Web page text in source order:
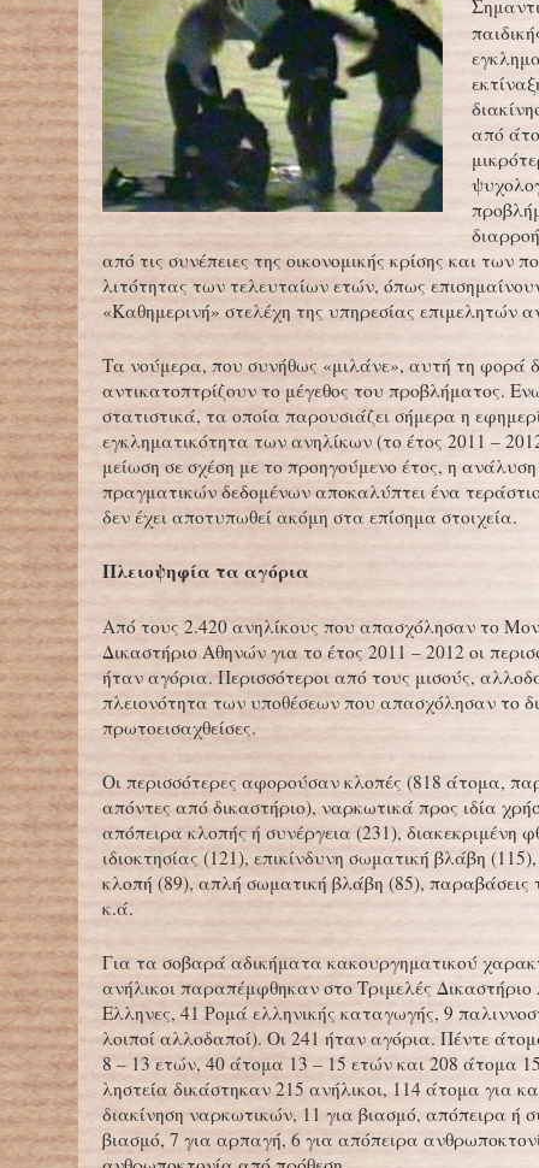
από
από τις συνέπειες της οικονομικής κρίσης και των
λιτότητας των τελευταίων ετών, όπως
«Καθημερινή» στελέχη της υπηρεσίας επιμελητών
Τα νούμερα, που συνήθως «μιλάνε», αυτή τη φορά
αντικατοπτρίζουν το μέγεθος του προβλήματος.
στατιστικά, τα οποία παρουσιάζει σήμερα η
εγκληματικότητα των ανηλίκων (το έτος 2011 –
μείωση σε σχέση με το προηγούμενο έτος, η
πραγματικών δεδομένων αποκαλύπτει ένα
δεν έχει αποτυπωθεί ακόμη στα επίσημα στοιχεία.
Πλειοψηφία τα αγόρια
Από τους 2.420 ανηλίκους που απασχόλησαν το
Δικαστήριο Αθηνών για το έτος 2011 – 2012 οι
ήταν αγόρια. Περισσότεροι από τους μισούς,
πλειονότητα των υποθέσεων που απασχόλησαν το
πρωτοεισαχθείσες.
Οι περισσότερες αφορούσαν κλοπές (818 άτομα,
απόντες από δικαστήριο), ναρκωτικά προς ιδία
απόπειρα κλοπής ή συνέργεια (231), διακεκριμένη
ιδιοκτησίας (121), επικίνδυνη σωματική βλάβη
κλοπή (89), απλή σωματική βλάβη (85),
κ.ά.
Για τα σοβαρά αδικήματα κακουργηματικού
ανήλικοι παραπέμφθηκαν στο Τριμελές
Ελληνες, 41 Ρομά ελληνικής καταγωγής, 9
λοιποί αλλοδαποί). Οι 241 ήταν αγόρια. Πέντε
8 – 13 ετών, 40 άτομα 13 – 15 ετών και 208 άτομα
ληστεία δικάστηκαν 215 ανήλικοι, 114 άτομα για
διακίνηση ναρκωτικών, 11 για βιασμό, απόπειρα ή
βιασμό, 7 για αρπαγή, 6 για απόπειρα